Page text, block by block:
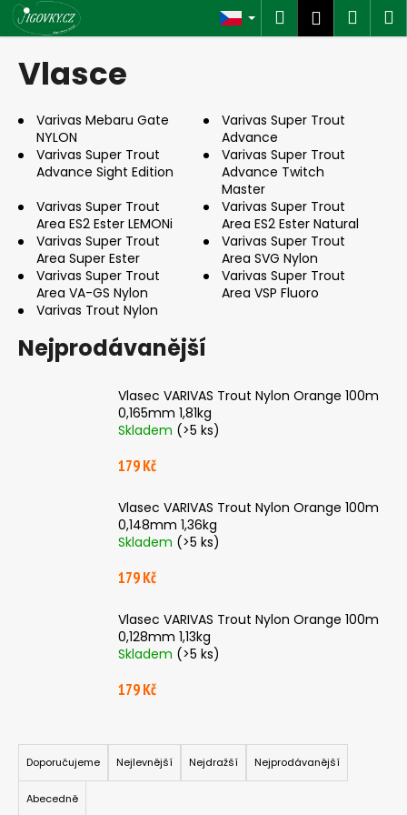
Přejít
na
obsah
Hledat
Vlasce
Varivas Mebaru Gate
NYLON
Varivas Super Trout
Advance
Varivas Super Trout
Advance Sight Edition
Varivas Super Trout
Advance Twitch
Master
Varivas Super Trout
Area ES2 Ester LEMONi
Varivas Super Trout
Area ES2 Ester Natural
Varivas Super Trout
Area Super Ester
Varivas Super Trout
Area SVG Nylon
Varivas Super Trout
Area VA-GS Nylon
Varivas Super Trout
Area VSP Fluoro
Varivas Trout Nylon
Nejprodávanější
Vlasec VARIVAS Trout Nylon Orange 100m
0,165mm 1,81kg
Skladem (>5 ks)
179 Kč
Vlasec VARIVAS Trout Nylon Orange 100m
0,148mm 1,36kg
Skladem (>5 ks)
179 Kč
Vlasec VARIVAS Trout Nylon Orange 100m
0,128mm 1,13kg
Skladem (>5 ks)
179 Kč
Ř
a
z
Doporučujeme Nejlevnější Nejdražší Nejprodávanější
Abecedně
K
o
o
p
ř
e
u
j
e
t
HLEDAT
p
o
r
u